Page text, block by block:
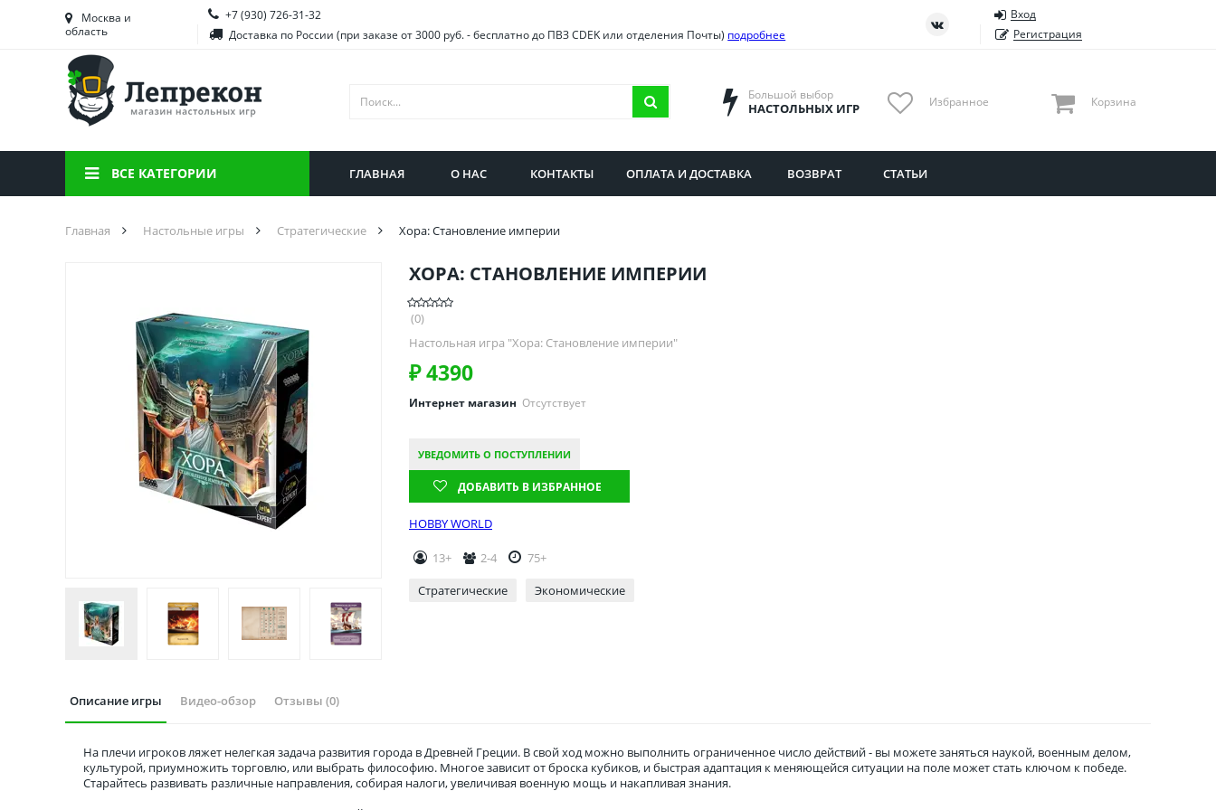
Башкортостан
Брянская область
Вологодская область
Воронежская область
Иркутская область
Саратовская область
Тюменская область
Ульяновская область
Москва и
область
+7 (930) 726-31-32
Доставка по России (при заказе от 3000 руб. - бесплатно до ПВЗ CDEK или отделения Почты) подробнее
Вход
Регистрация
Большой выбор
НАСТОЛЬНЫХ ИГР Избранное Корзина
ВСЕ КАТЕГОРИИ ГЛАВНАЯ О НАС КОНТАКТЫ ОПЛАТА И ДОСТАВКА ВОЗВРАТ СТАТЬИ
Главная Настольные игры Стратегические Хора: Становление империи
ХОРА: СТАНОВЛЕНИЕ ИМПЕРИИ
(0)
Настольная игра "Хора: Становление империи"
₽4390
Интернет магазин Отсутствует
УВЕДОМИТЬ О ПОСТУПЛЕНИИ
ДОБАВИТЬ В ИЗБРАННОЕ
HOBBY WORLD
13+ 2-4
75+
Стратегические
Экономические
Описание игры Видео-обзор Отзывы (0)
На плечи игроков ляжет нелегкая задача развития города в Древней Греции. В свой ход можно выполнить ограниченное число действий - вы можете заняться наукой, военным делом,
культурой, приумножить торговлю, или выбрать философию. Многое зависит от броска кубиков, и быстрая адаптация к меняющейся ситуации на поле может стать ключом к победе.
Старайтесь развивать различные направления, собирая налоги, увеличивая военную мощь и накапливая знания.